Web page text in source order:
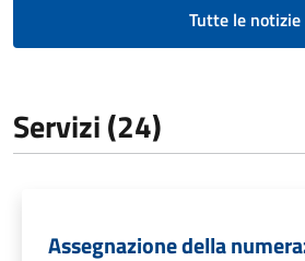
Tutte le notizie
Servizi (24)
Assegnazione della